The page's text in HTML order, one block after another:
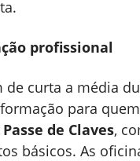
profissional
curta a média
para
de Claves,
básicos. As